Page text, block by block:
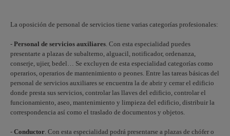
La oposición de personal de servicios tiene varias categorías profesionales:
- Personal de servicios auxiliares. Con esta especialidad puedes
presentarte a plazas de subalterno, alguacil, notificador, ordenanza,
conserje, ujier, bedel… Se excluyen de esta especialidad categorías como
operarios, operarios de mantenimiento o peones. Entre las tareas básicas del
personal de servicios auxiliares se encuentra la de abrir y cerrar el edificio
donde presta sus servicios, controlar las llaves del edificio, controlar el
funcionamiento, aseo, mantenimiento y limpieza del edificio, distribuir la
correspondencia así como el traslado de documentos y objetos.
- Conductor. Con esta especialidad podrá presentarse a plazas de chófer o